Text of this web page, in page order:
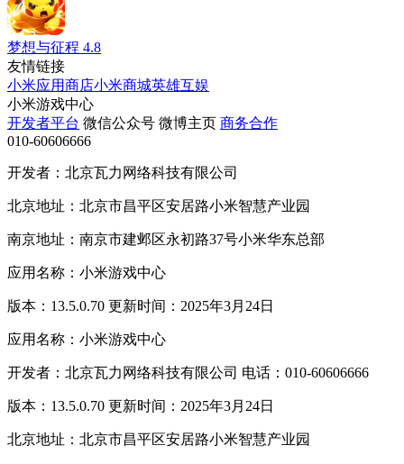
梦想与征程 4.8
友情链接
小米应用商店小米商城英雄互娱
小米游戏中心
开发者平台 微信公众号 微博主页 商务合作
010-60606666
开发者：北京瓦力网络科技有限公司
北京地址：北京市昌平区安居路小米智慧产业园
南京地址：南京市建邺区永初路37号小米华东总部
应用名称：小米游戏中心
版本：13.5.0.70 更新时间：2025年3月24日
应用名称：小米游戏中心
开发者：北京瓦力网络科技有限公司 电话：010-60606666
版本：13.5.0.70 更新时间：2025年3月24日
北京地址：北京市昌平区安居路小米智慧产业园